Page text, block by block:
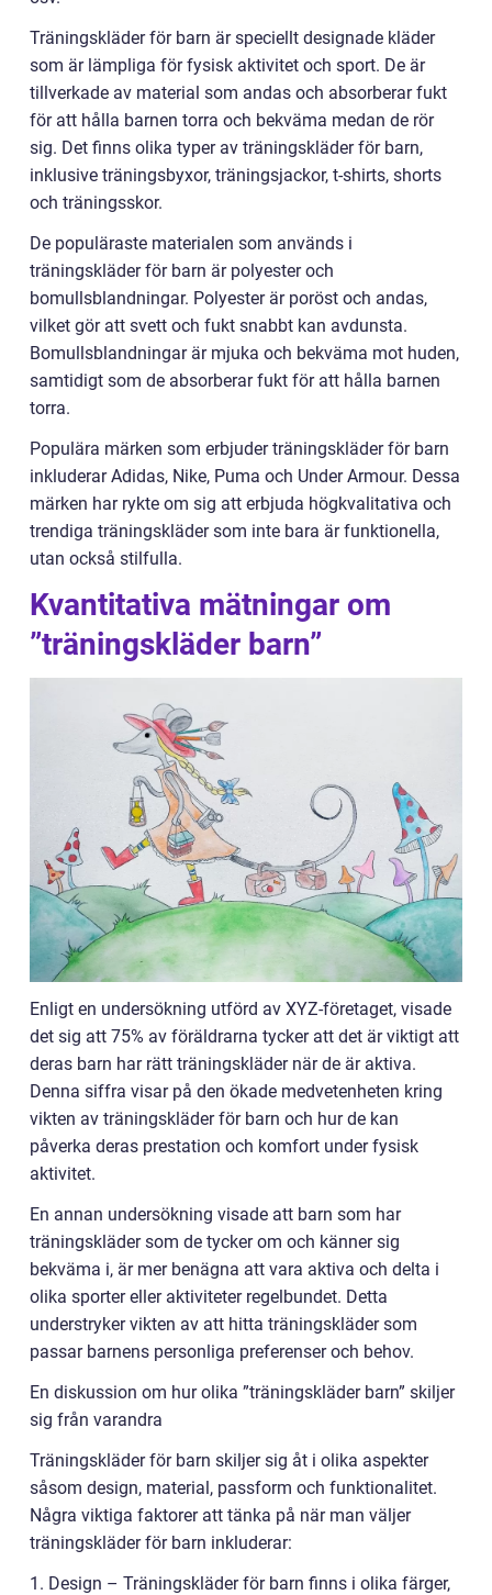
Träningskläder för barn är speciellt designade kläder
som är lämpliga för fysisk aktivitet och sport. De är
tillverkade av material som andas och absorberar fukt
för att hålla barnen torra och bekväma medan de rör
sig. Det finns olika typer av träningskläder för barn,
inklusive träningsbyxor, träningsjackor, t-shirts, shorts
och träningsskor.
De populäraste materialen som används i
träningskläder för barn är polyester och
bomullsblandningar. Polyester är poröst och andas,
vilket gör att svett och fukt snabbt kan avdunsta.
Bomullsblandningar är mjuka och bekväma mot huden,
samtidigt som de absorberar fukt för att hålla barnen
torra.
Populära märken som erbjuder träningskläder för barn
inkluderar Adidas, Nike, Puma och Under Armour. Dessa
märken har rykte om sig att erbjuda högkvalitativa och
trendiga träningskläder som inte bara är funktionella,
utan också stilfulla.
Kvantitativa mätningar om
”träningskläder barn”
Enligt en undersökning utförd av XYZ-företaget, visade
det sig att 75% av föräldrarna tycker att det är viktigt att
deras barn har rätt träningskläder när de är aktiva.
Denna siffra visar på den ökade medvetenheten kring
vikten av träningskläder för barn och hur de kan
påverka deras prestation och komfort under fysisk
aktivitet.
En annan undersökning visade att barn som har
träningskläder som de tycker om och känner sig
bekväma i, är mer benägna att vara aktiva och delta i
olika sporter eller aktiviteter regelbundet. Detta
understryker vikten av att hitta träningskläder som
passar barnens personliga preferenser och behov.
En diskussion om hur olika ”träningskläder barn” skiljer
sig från varandra
Träningskläder för barn skiljer sig åt i olika aspekter
såsom design, material, passform och funktionalitet.
Några viktiga faktorer att tänka på när man väljer
träningskläder för barn inkluderar:
1. Design – Träningskläder för barn finns i olika färger,